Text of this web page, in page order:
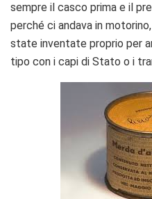
sempre il casco prima e il
perché ci andava in
state inventate proprio per
tipo con i capi di Stato o i